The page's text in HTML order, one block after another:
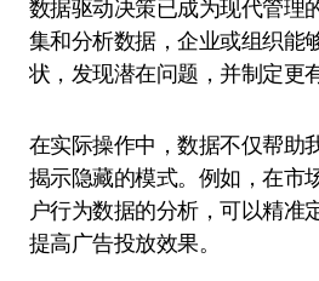
数据驱动决策已成为现代管理的重要趋势。通过收
集和分析数据，企业或组织能
状，发现潜在问题，并制定更
在实际操作中，数据不仅帮助
揭示隐藏的模式。例如，在市
户行为数据的分析，可以精准
提高广告投放效果。